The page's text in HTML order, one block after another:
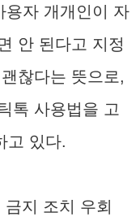
용자 개개인이 자
안 된다고 지정
찮다는 뜻으로,
톡 사용법을 고
고 있다.
지 조치 우회